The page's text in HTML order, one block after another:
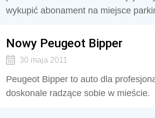
wykupić abonament na miejsce
Nowy Peugeot Bipper
30 maja 2011
Peugeot Bipper to auto dla
doskonale radzące sobie w mieście.